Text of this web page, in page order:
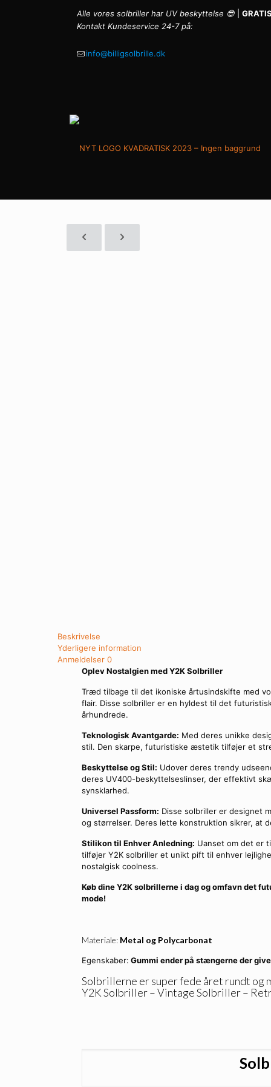
Alle vores solbriller har UV beskyttelse 😎
Kontakt Kundeservice 24-7 på:
info@billigsolbrille.dk
Beskrivelse
Yderligere information
Anmeldelser 0
Oplev Nostalgien med Y2K Solbriller
Træd tilbage til det ikoniske årtusindskifte med
flair. Disse solbriller er en hyldest til det
århundrede.
Teknologisk Avantgarde: Med deres unikke
stil. Den skarpe, futuristiske æstetik tilføjer et
Beskyttelse og Stil: Udover deres trendy
deres UV400-beskyttelseslinser, der effektivt
synsklarhed.
Universel Passform: Disse solbriller er designet
og størrelser. Deres lette konstruktion sikrer, at
Stilikon til Enhver Anledning: Uanset om det er
tilføjer Y2K solbriller et unikt pift til enhver
nostalgisk coolness.
Køb dine Y2K solbrillerne i dag og omfavn det
mode!
Materiale: Metal og Polycarbonat
Egenskaber: Gummi ender på stængerne der
Solbrillerne er super fede året rundt og
Y2K Solbriller – Vintage Solbriller –